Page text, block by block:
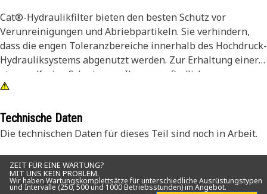
Cat®-Hydraulikfilter bieten den besten Schutz vor
Verunreinigungen und Abriebpartikeln. Sie verhindern,
dass die engen Toleranzbereiche innerhalb des Hochdruck-
Hydrauliksystems abgenutzt werden. Zur Erhaltung einer
einwandfreien Schmierung Ihres empfindlichen
Hydrauliksystems ist Sauberkeit von entscheidender
Technische Daten
Die technischen Daten für dieses Teil sind noch in Arbeit.
ZEIT FÜR EINE WARTUNG?
MIT UNS KEIN PROBLEM.
Wir haben Wartungskomplettsätze für unterschiedliche Ausrüstungstypen
und Intervalle (250, 500 und 1000 Betriebsstunden) im Angebot.